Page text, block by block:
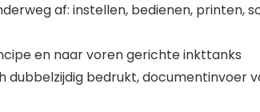
af: instellen, bedienen, printen,
en naar voren gerichte inkttanks
dubbelzijdig bedrukt, documentinvoer